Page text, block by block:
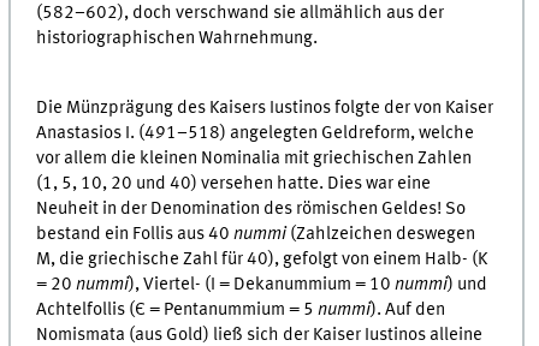
(582–602), doch verschwand sie allmählich aus der
historiographischen Wahrnehmung.
Die Münzprägung des Kaisers Iustinos folgte der von Kaiser
Anastasios I. (491–518) angelegten Geldreform, welche
vor allem die kleinen Nominalia mit griechischen Zahlen
(1, 5, 10, 20 und 40) versehen hatte. Dies war eine
Neuheit in der Denomination des römischen Geldes! So
bestand ein Follis aus 40nummi(Zahlzeichen deswegen
M, die griechische Zahl für 40), gefolgt von einem Halb- (K
= 20nummi), Viertel- (I = Dekanummium = 10nummi) und
Achtelfollis (Є = Pentanummium = 5nummi). Auf den
Nomismata (aus Gold) ließ sich der Kaiser Iustinos alleine